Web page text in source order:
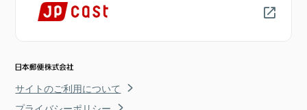
サイトのご利用について